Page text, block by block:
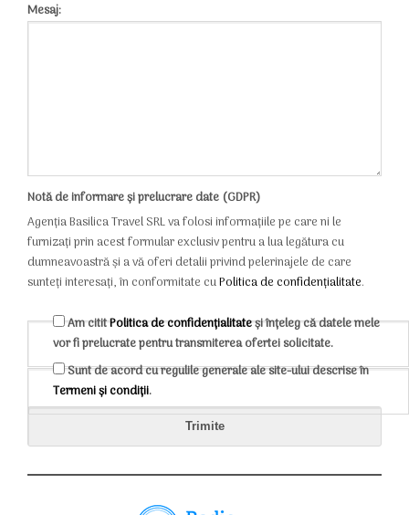
Mesaj:
Notă de informare și prelucrare date (GDPR)
Agenția Basilica Travel SRL va folosi informațiile pe care ni le
furnizați prin acest formular exclusiv pentru a lua legătura cu
dumneavoastră și a vă oferi detalii privind pelerinajele de care
sunteți interesați, în conformitate cuPolitica de confidențialitate.
Am cititPolitica de confidențialitateși înțeleg că datele mele
vor fi prelucrate pentru transmiterea ofertei solicitate.
Sunt de acord cu regulile generale ale site-ului descrise în
Termeni și condiții.